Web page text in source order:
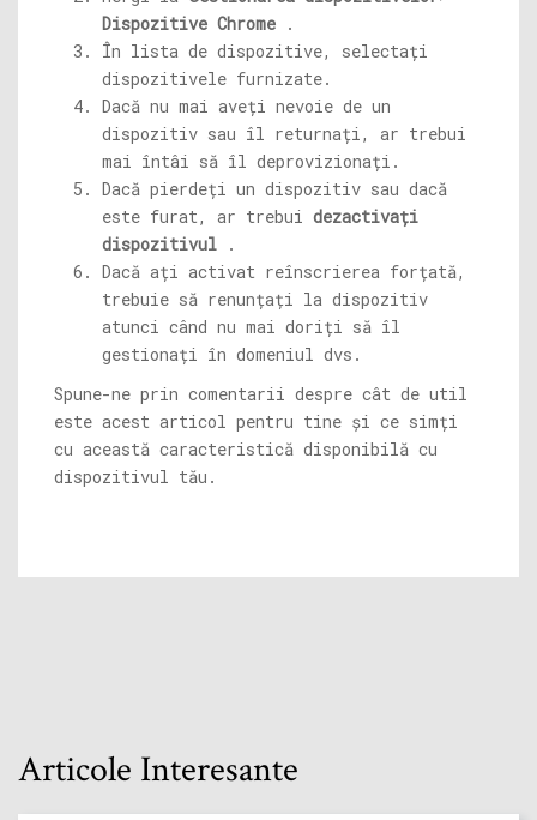
Dispozitive Chrome .
În lista de dispozitive, selectați
dispozitivele furnizate.
Dacă nu mai aveți nevoie de un
dispozitiv sau îl returnați, ar trebui
mai întâi să îl deprovizionați.
Dacă pierdeți un dispozitiv sau dacă
este furat, ar trebui dezactivați
dispozitivul .
Dacă ați activat reînscrierea forțată,
trebuie să renunțați la dispozitiv
atunci când nu mai doriți să îl
gestionați în domeniul dvs.
Spune-ne prin comentarii despre cât de util
este acest articol pentru tine și ce simți
cu această caracteristică disponibilă cu
dispozitivul tău.
Articole Interesante